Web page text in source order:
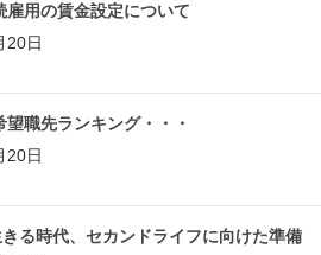
雇用の賃金設定について
20日
望職先ランキング・・・
20日
る時代、セカンドライフに向けた準備